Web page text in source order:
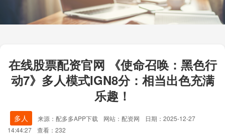
在线股票配资官网 《使命召唤：黑色行
动7》多人模式IGN8分：相当出色充满
乐趣！
多人 来源：配多多APP下载 网站：配资网
日期：2025-12-27
14:44:27
查看：232